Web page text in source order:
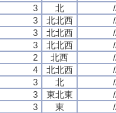
3 北
3 北北西
3 北北西
3 北北西
2 北西
4 北北西
3 北
3 東北東
3 東